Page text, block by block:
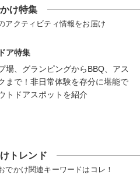
け特集
アクティビティ情報をお届け
ア特集
場、グランピングからBBQ、アス
まで！非日常体験を存分に堪能で
トドアスポットを紹介
トレンド
でかけ関連キーワードはコレ！